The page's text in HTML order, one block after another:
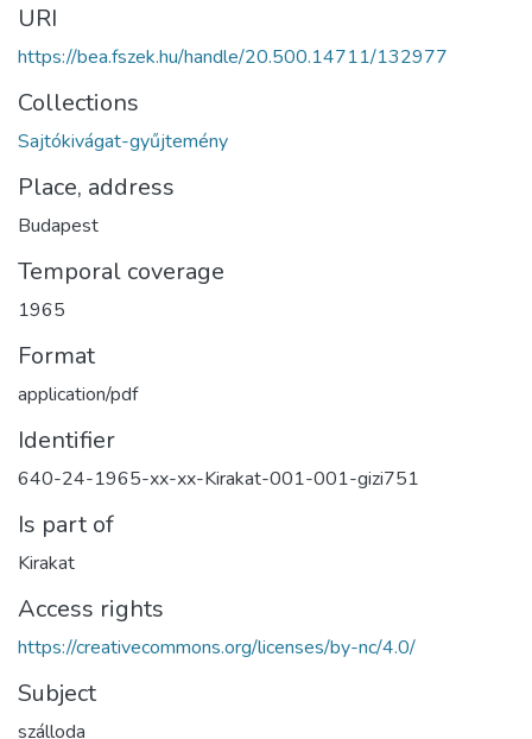
URI
https://bea.fszek.hu/handle/20.500.14711/132977
Collections
Sajtókivágat-gyűjtemény
Place, address
Budapest
Temporal coverage
1965
Format
application/pdf
Identifier
640-24-1965-xx-xx-Kirakat-001-001-gizi751
Is part of
Kirakat
Access rights
https://creativecommons.org/licenses/by-nc/4.0/
Subject
szálloda